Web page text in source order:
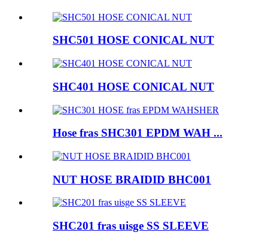
SHC501 HOSE CONICAL NUT
SHC401 HOSE CONICAL NUT
Hose fras SHC301 EPDM WAH ...
NUT HOSE BRAIDID BHC001
SHC201 fras uisge SS SLEEVE